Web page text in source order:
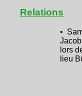
Relations
•
lors
lieu